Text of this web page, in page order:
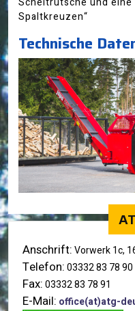
Spaltkreuzen“
Technische
Anschrift:Vorwerk 1c,
Telefon:03332 83 78 90
Fax:03332 83 78 91
E-Mail: office(at)atg-